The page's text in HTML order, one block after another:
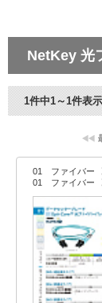
NetKey 光
1件中1～1件表示
01 ファイバー
01 ファイバー